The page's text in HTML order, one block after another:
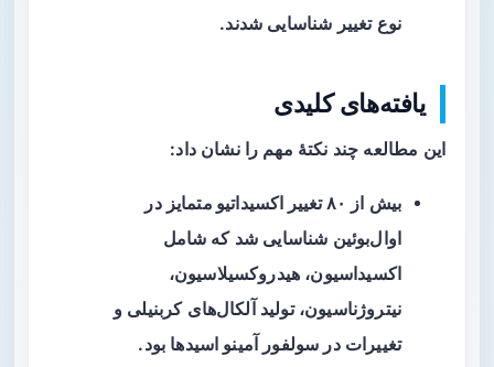
نوع تغییر شناسایی شدند.
یافته‌های کلیدی
این مطالعه چند نکتهٔ مهم را نشان داد:
بیش از ۸۰ تغییر اکسیداتیو متمایز
در
اوال‌بوئین شناسایی شد که شامل
اکسیداسیون، هیدروکسیلاسیون،
نیتروژناسیون، تولید آلکال‌های کربنیلی و
تغییرات در سولفور آمینو اسیدها بود.